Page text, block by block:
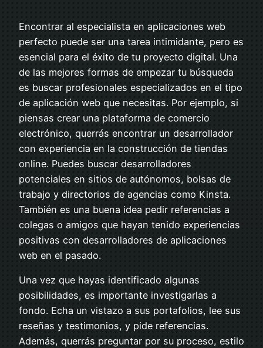
Encontrar al especialista en aplicaciones web
perfecto puede ser una tarea intimidante, pero es
esencial para el éxito de tu proyecto digital. Una
de las mejores formas de empezar tu búsqueda
es buscar profesionales especializados en el tipo
de aplicación web que necesitas. Por ejemplo, si
piensas crear una plataforma de comercio
electrónico, querrás encontrar un desarrollador
con experiencia en la construcción de tiendas
online. Puedes buscar desarrolladores
potenciales en sitios de autónomos, bolsas de
trabajo y directorios de agencias como Kinsta.
También es una buena idea pedir referencias a
colegas o amigos que hayan tenido experiencias
positivas con desarrolladores de aplicaciones
web en el pasado.
Una vez que hayas identificado algunas
posibilidades, es importante investigarlas a
fondo. Echa un vistazo a sus portafolios, lee sus
reseñas y testimonios, y pide referencias.
Además, querrás preguntar por su proceso, estilo